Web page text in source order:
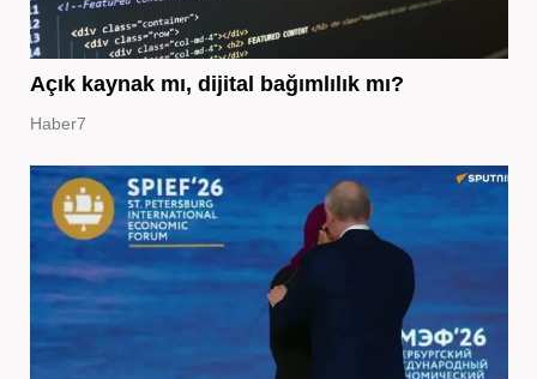
Açık kaynak mı, dijital bağımlılık mı?
Haber7